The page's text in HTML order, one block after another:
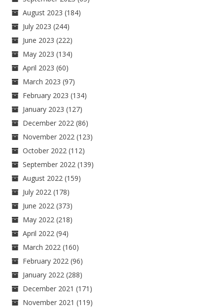
August 2023 (184)
July 2023 (244)
June 2023 (222)
May 2023 (134)
April 2023 (60)
March 2023 (97)
February 2023 (134)
January 2023 (127)
December 2022 (86)
November 2022 (123)
October 2022 (112)
September 2022 (139)
August 2022 (159)
July 2022 (178)
June 2022 (373)
May 2022 (218)
April 2022 (94)
March 2022 (160)
February 2022 (96)
January 2022 (288)
December 2021 (171)
November 2021 (119)